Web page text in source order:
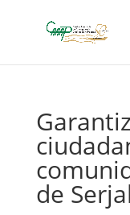
de